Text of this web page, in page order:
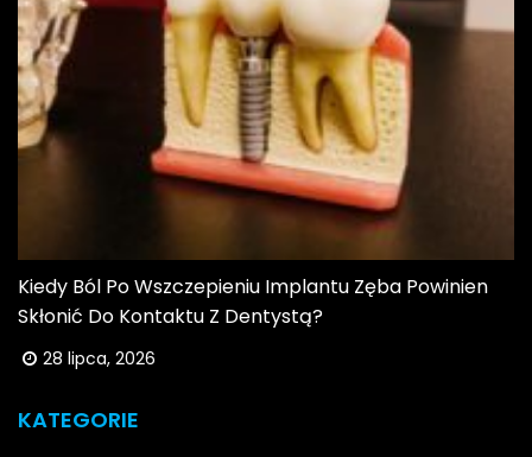
Kiedy Ból Po Wszczepieniu Implantu Zęba Powinien
Skłonić Do Kontaktu Z Dentystą?
28 lipca, 2026
KATEGORIE